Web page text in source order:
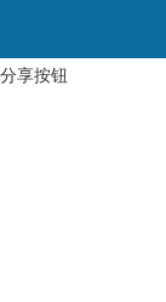
分享按钮